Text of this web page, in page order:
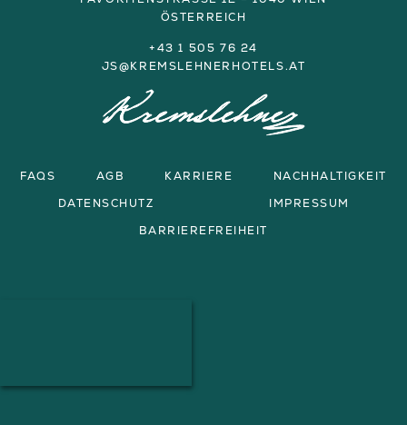
ÖSTERREICH
+43 1 505 76 24
JS@KREMSLEHNERHOTELS.AT
FAQS AGB KARRIERE NACHHALTIGKEIT
DATENSCHUTZ IMPRESSUM
BARRIEREFREIHEIT